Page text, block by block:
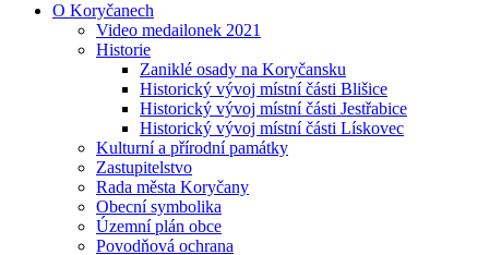
O Koryčanech
Video medailonek 2021
Historie
Zaniklé osady na Koryčansku
Historický vývoj místní části Blišice
Historický vývoj místní části Jestřabice
Historický vývoj místní části Lískovec
Kulturní a přírodní památky
Zastupitelstvo
Rada města Koryčany
Obecní symbolika
Územní plán obce
Povodňová ochrana